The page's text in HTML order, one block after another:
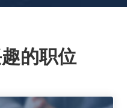
的职位